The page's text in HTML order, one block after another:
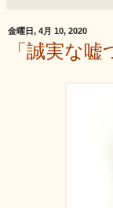
金曜日, 4月 10, 2020
「誠実な